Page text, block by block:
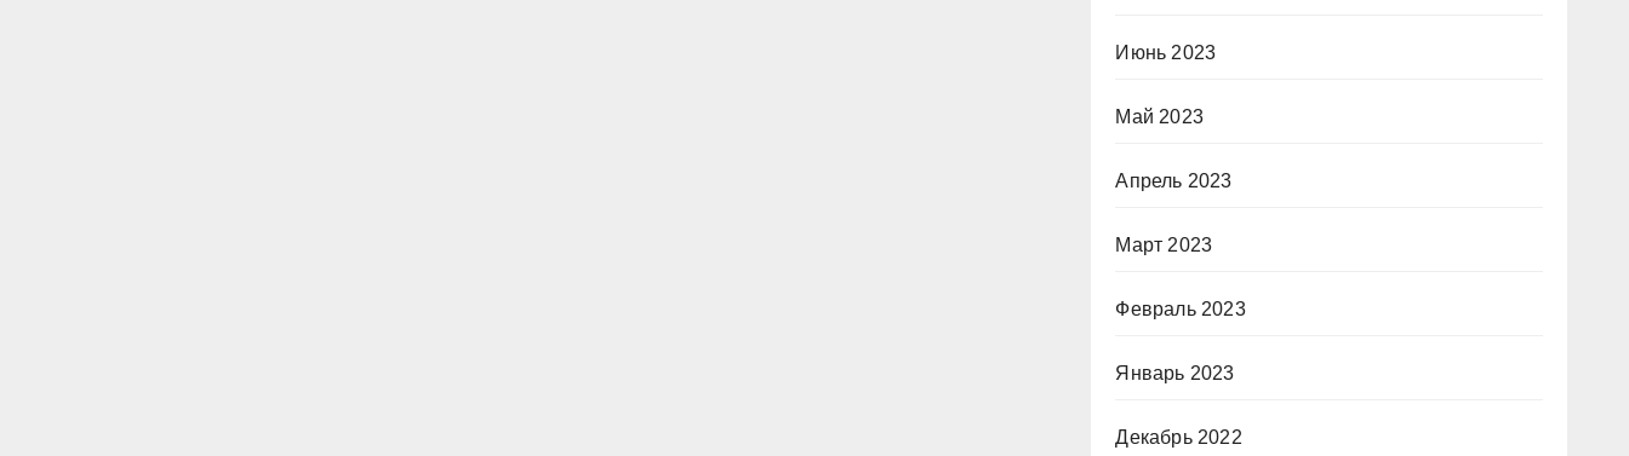
Июнь 2023
Май 2023
Апрель 2023
Март 2023
Февраль 2023
Январь 2023
Декабрь 2022